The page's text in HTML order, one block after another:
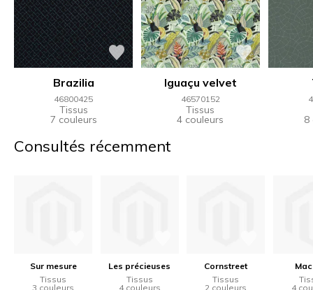
Brazilia
46800425
Tissus
7 couleurs
Iguaçu velvet
46570152
Tissus
4 couleurs 8
Consultés récemment
Sur mesure
Tissus
3 couleurs
Les précieuses
Tissus
4 couleurs
Cornstreet
Tissus
2 couleurs
4